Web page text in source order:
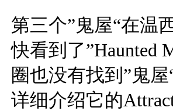
第三个”鬼屋“在温
快看到了”Haunted
圈也没有找到”鬼
详细介绍它的